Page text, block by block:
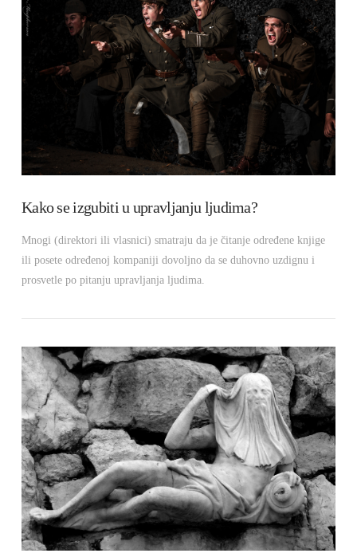
VIEW POST
VIEW POST
Kako se izgubiti u upravljanju ljudima?
Mnogi (direktori ili vlasnici) smatraju da je čitanje određene knjige
ili posete određenoj kompaniji dovoljno da se duhovno uzdignu i
prosvetle po pitanju upravljanja ljudima.